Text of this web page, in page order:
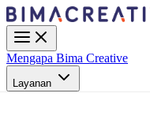
Mengapa Bima Creative
Layanan